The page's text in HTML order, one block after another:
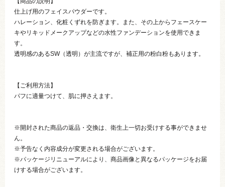
仕上げ用のフェイスパウダーです。
ハレーション、化粧くずれを防ぎます。また、その上からフェースケー
キやリキッドメークアップなどの水性ファンデーションを使用できま
す。
透明感のあるSW（透明）が主流ですが、補正用の粉白粉もあります。
【ご利用方法】
パフに適量つけて、肌に押さえます。
※開封された商品の返品・交換は、衛生上一切お受けする事ができませ
ん。
※予告なく内容成分が変更される場合がございます。
※パッケージリニューアルにより、商品画像と異なるパッケージをお届
けする場合がございます。